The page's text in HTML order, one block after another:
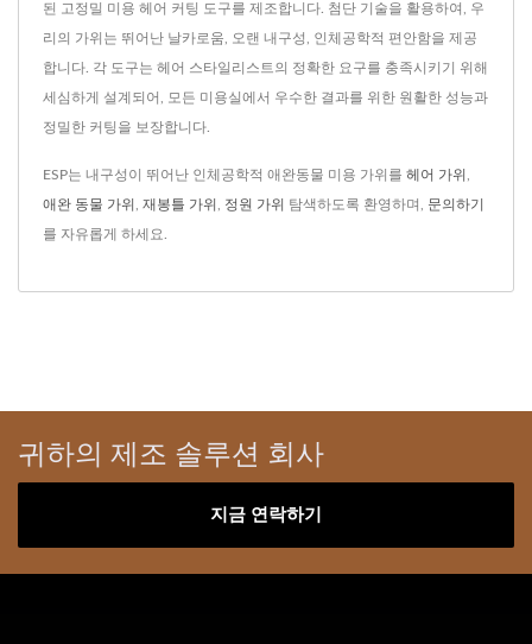
된 고정밀 미용 헤어 커팅 도구를 제조합니다. 첨단 기술을 활용하여, 우
리의 가위는 뛰어난 날카로움, 오랜 내구성, 인체공학적 편안함을 제공
합니다. 각 도구는 헤어 스타일리스트의 정확한 요구를 충족시키기 위해
세심하게 설계되어, 모든 미용실에서 우수한 결과를 위한 원활한 성능과
정밀한 커팅을 보장합니다.
ESP는 내구성이 뛰어난 인체공학적 애완동물 미용 가위를 헤어 가위
애완 동물 가위 재봉틀 가위 정원 가위 탐색하도록 환영하며, 문의하기
를 자유롭게 하세요.
귀하의 제조 솔루션 회사
지금 연락하기